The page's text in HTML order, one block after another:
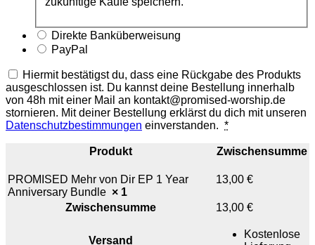
Direkte Banküberweisung
PayPal
Hiermit bestätigst du, dass eine Rückgabe des Produkts
ausgeschlossen ist. Du kannst deine Bestellung innerhalb
von 48h mit einer Mail an kontakt@promised-worship.de
stornieren. Mit deiner Bestellung erklärst du dich mit unseren
Datenschutzbestimmungen einverstanden. *
Produkt Zwischensumme
PROMISED Mehr von Dir EP 1 Year
Anniversary Bundle × 1
13,00 €
Zwischensumme 13,00 €
Versand
Kostenlose